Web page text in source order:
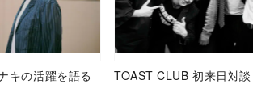
キの活躍を語る TOAST CLUB 初来日対談